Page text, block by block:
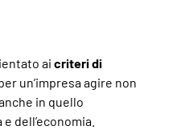
ai criteri di
un’impresa agire non
in quello
dell’economia.